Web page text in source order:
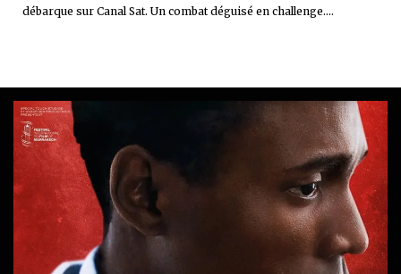
débarque sur Canal Sat. Un combat déguisé en challenge....